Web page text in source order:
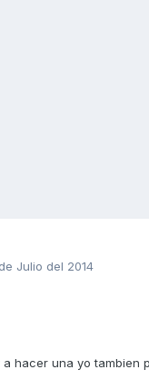
Julio del 2014
hacer una yo tambien